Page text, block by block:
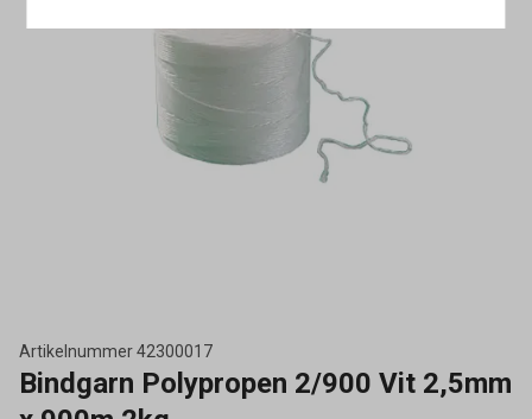
Artikelnummer42300017
Bindgarn Polypropen 2/900 Vit 2,5mm